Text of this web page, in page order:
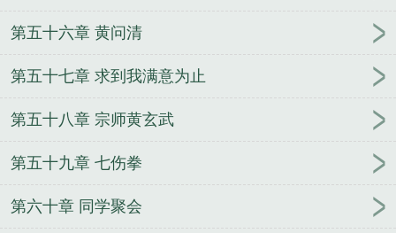
第五十六章 黄问清
第五十七章 求到我满意为止
第五十八章 宗师黄玄武
第五十九章 七伤拳
第六十章 同学聚会